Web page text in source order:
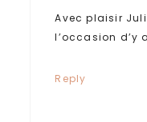
Avec plaisir
l’occasion d’y
Reply